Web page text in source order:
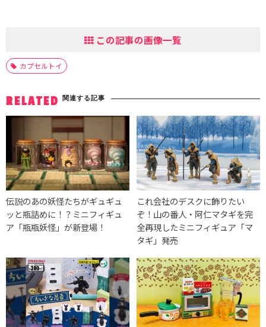
この記事の画像一覧
カプセルトイ
RELATED 関連する記事
伝説のあの妖怪たちがギュギュ
ッと瓶詰めに！？ミニフィギュ
ア「瓶瓶妖怪」が新登場！
これ会社のデスクに飾りたい
ぞ！山の番人・阿仁マタギを完
全再現したミニフィギュア「マ
タギ」発売